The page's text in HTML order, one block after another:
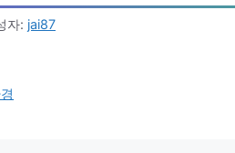
자: jai87